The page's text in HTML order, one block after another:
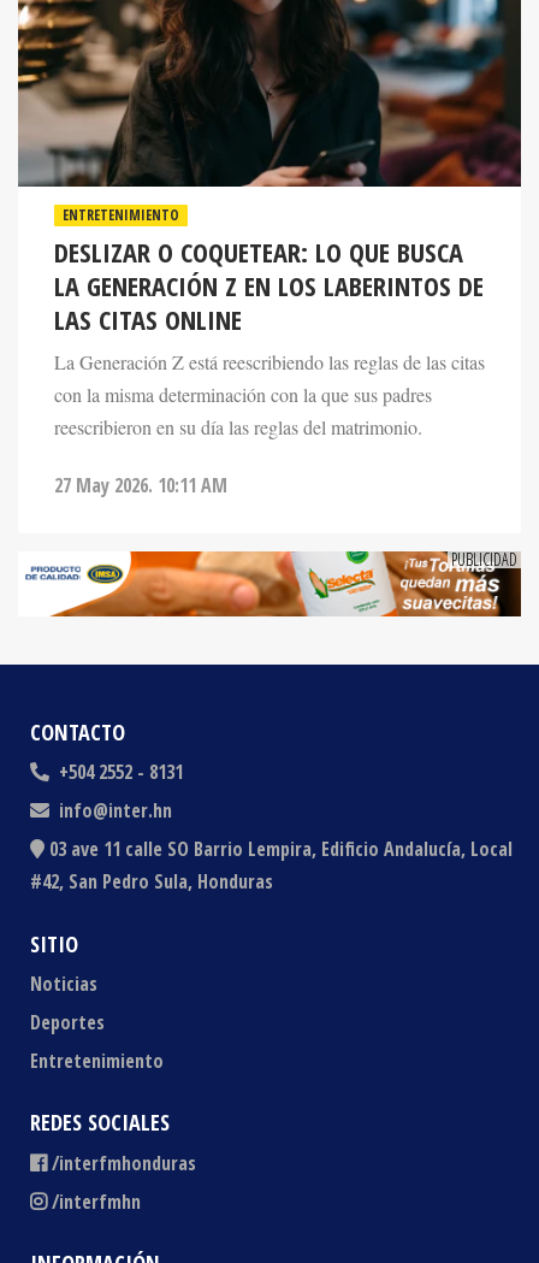
ENTRETENIMIENTO
DESLIZAR O COQUETEAR: LO QUE BUSCA
LA GENERACIÓN Z EN LOS LABERINTOS DE
LAS CITAS ONLINE
La Generación Z está reescribiendo las reglas de las citas
con la misma determinación con la que sus padres
reescribieron en su día las reglas del matrimonio.
CONTACTO
+504 2552 - 8131
info@inter.hn
03 ave 11 calle SO Barrio Lempira, Edificio Andalucía, Local
#42, San Pedro Sula, Honduras
SITIO
Noticias
Deportes
Entretenimiento
REDES SOCIALES
/interfmhonduras
/interfmhn